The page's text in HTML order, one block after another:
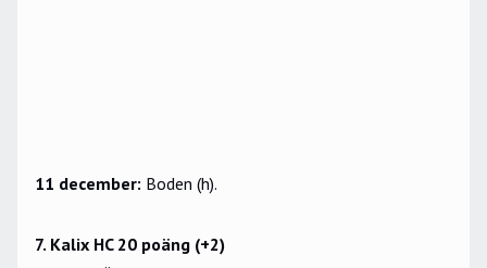
11 december: Boden (h).
7. Kalix HC 20 poäng (+2)